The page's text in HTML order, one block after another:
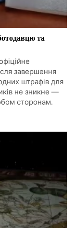
та
завершення
штрафів для
не зникне —
сторонам.